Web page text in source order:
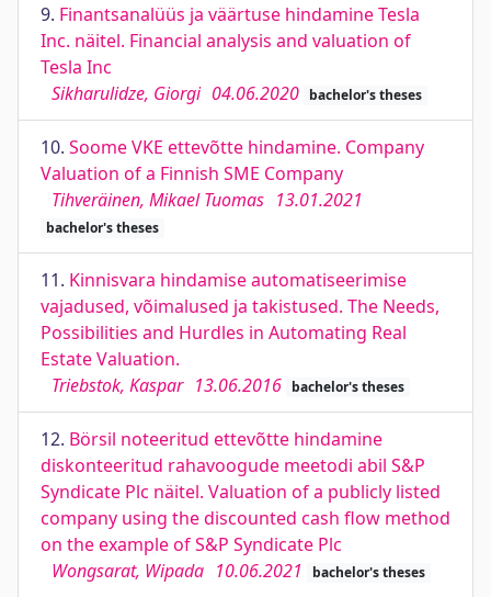
9. Finantsanalüüs ja väärtuse hindamine Tesla
Inc. näitel. Financial analysis and valuation of
Tesla Inc
Sikharulidze, Giorgi 04.06.2020 bachelor's theses
10. Soome VKE ettevõtte hindamine. Company
Valuation of a Finnish SME Company
Tihveräinen, Mikael Tuomas 13.01.2021
bachelor's theses
11. Kinnisvara hindamise automatiseerimise
vajadused, võimalused ja takistused. The Needs,
Possibilities and Hurdles in Automating Real
Estate Valuation.
Triebstok, Kaspar 13.06.2016 bachelor's theses
12. Börsil noteeritud ettevõtte hindamine
diskonteeritud rahavoogude meetodi abil S&P
Syndicate Plc näitel. Valuation of a publicly listed
company using the discounted cash flow method
on the example of S&P Syndicate Plc
Wongsarat, Wipada 10.06.2021 bachelor's theses